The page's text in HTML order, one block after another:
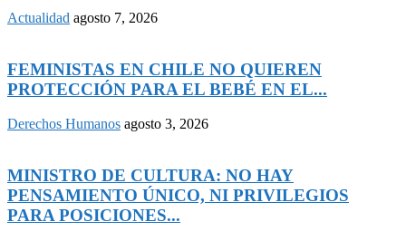
Actualidad agosto 7, 2026
FEMINISTAS EN CHILE NO QUIEREN
PROTECCIÓN PARA EL BEBÉ EN EL...
Derechos Humanos agosto 3, 2026
MINISTRO DE CULTURA: NO HAY
PENSAMIENTO ÚNICO, NI PRIVILEGIOS
PARA POSICIONES...